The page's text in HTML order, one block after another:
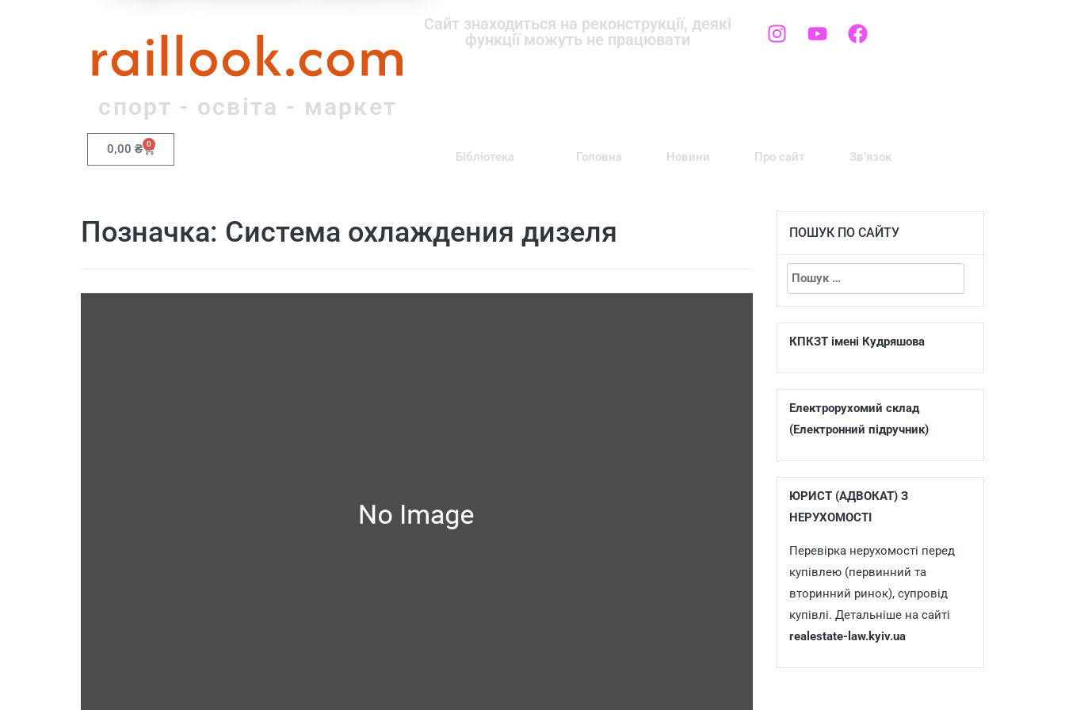
raillook.com
спорт - освіта - маркет
Сайт знаходиться на реконструкції, деякі
функції можуть не працювати
0,00 ₴ 0
Бібліотека Головна Новини Про сайт Зв’язок
Позначка: Система охлаждения дизеля ПОШУК ПО САЙТУ
КПКЗТ імені Кудряшова
Електрорухомий склад
(Електронний підручник)
ЮРИСТ (АДВОКАТ) З
НЕРУХОМОСТІ
Перевірка нерухомості перед
купівлею (первинний та
вторинний ринок), супровід
купівлі. Детальніше на сайті
realestate-law.kyiv.ua